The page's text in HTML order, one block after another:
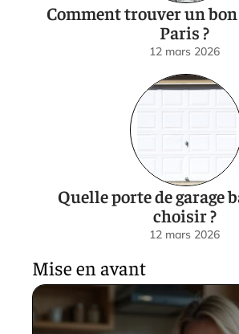
Comment trouver un
Paris ?
12 mars 2026
Quelle porte de garage
choisir ?
12 mars 2026
Mise en avant